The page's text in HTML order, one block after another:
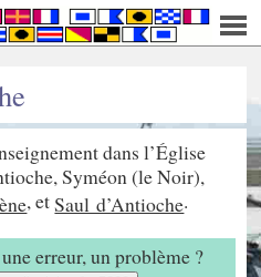
dans l’Église
Syméon (le Noir),
, etSaul d’Antioche.
erreur, un problème ?